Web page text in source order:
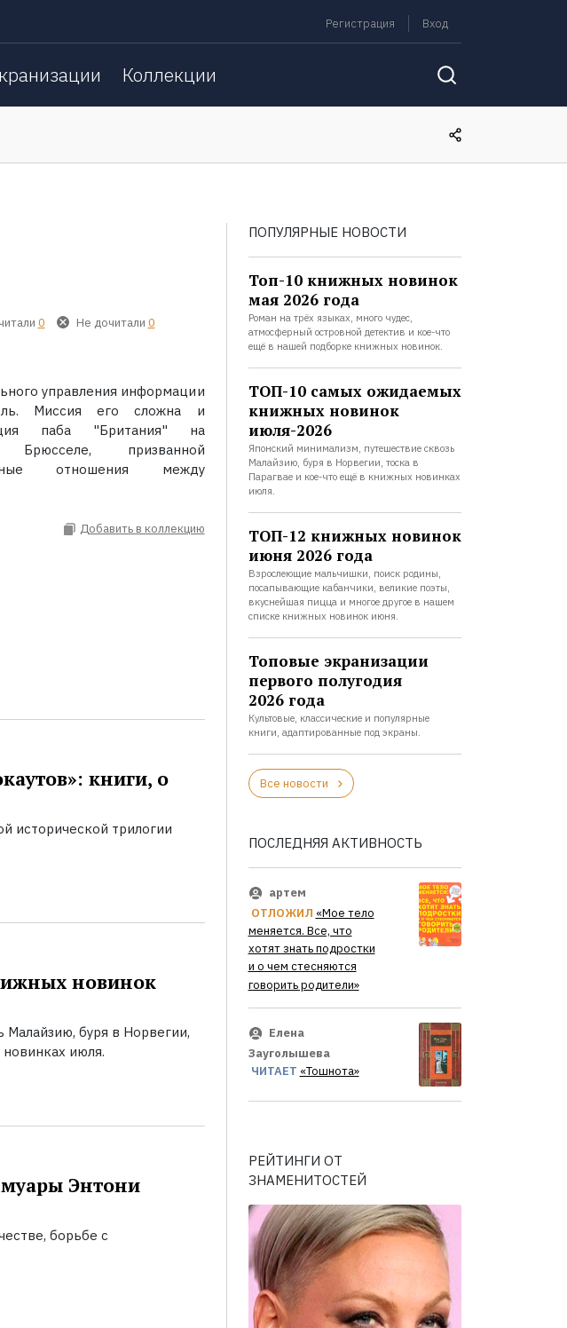
Регистрация Вход
Коллекции
0 Не дочитали 0
управления информации
Миссия его сложна и
паба "Британия" на
призванной
отношения между
Добавить в коллекцию
книги, о
исторической трилогии
новинок
буря в Норвегии,
июля.
Энтони
борьбе с
ПОПУЛЯРНЫЕ НОВОСТИ
Топ-10 книжных новинок
мая 2026 года
Роман на трёх языках, много чудес,
атмосферный островной детектив и кое-что
ещё в нашей подборке книжных новинок.
ТОП-10 самых ожидаемых
книжных новинок
июля-2026
Японский минимализм, путешествие сквозь
Малайзию, буря в Норвегии, тоска в
Парагвае и кое-что ещё в книжных новинках
июля.
ТОП-12 книжных новинок
июня 2026 года
Взрослеющие мальчишки, поиск родины,
посапывающие кабанчики, великие поэты,
вкуснейшая пицца и многое другое в нашем
списке книжных новинок июня.
Топовые экранизации
первого полугодия
2026 года
Культовые, классические и популярные
книги, адаптированные под экраны.
Все новости
ПОСЛЕДНЯЯ АКТИВНОСТЬ
артем
ОТЛОЖИЛ «Мое тело
меняется. Все, что
хотят знать подростки
и о чем стесняются
говорить родители»
Елена
Зауголышева
ЧИТАЕТ «Тошнота»
РЕЙТИНГИ ОТ
ЗНАМЕНИТОСТЕЙ